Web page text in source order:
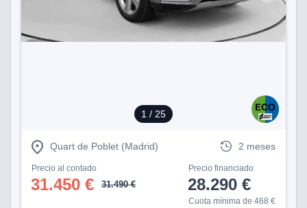
1 / 25
Quart de Poblet (Madrid) 2 meses
Precio al contado
31.450 € 31.490 €
Precio financiado
28.290 €
Cuota mínima de 468 €